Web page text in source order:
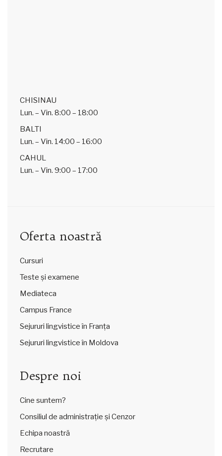
CHISINAU
Lun. – Vin. 8:00 – 18:00
BALTI
Lun. – Vin. 14:00 – 16:00
CAHUL
Lun. – Vin. 9:00 – 17:00
Oferta noastră
Cursuri
Teste și examene
Mediateca
Campus France
Sejururi lingvistice în Franța
Sejururi lingvistice în Moldova
Despre noi
Cine suntem?
Consiliul de administrație și Cenzor
Echipa noastră
Recrutare